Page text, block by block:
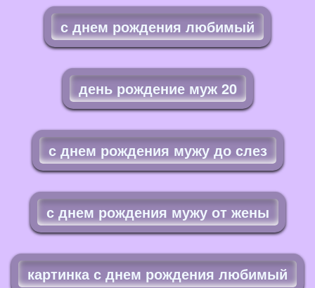
с днем рождения любимый
день рождение муж 20
с днем рождения мужу до слез
с днем рождения мужу от жены
картинка с днем рождения любимый